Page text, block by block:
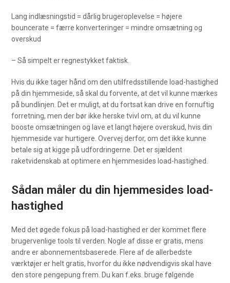
Lang indlæsningstid = dårlig brugeroplevelse = højere
bouncerate = færre konverteringer = mindre omsætning og
overskud
– Så simpelt er regnestykket faktisk.
Hvis du ikke tager hånd om den utilfredsstillende load-hastighed
på din hjemmeside, så skal du forvente, at det vil kunne mærkes
på bundlinjen. Det er muligt, at du fortsat kan drive en fornuftig
forretning, men der bør ikke herske tvivl om, at du vil kunne
booste omsætningen og lave et langt højere overskud, hvis din
hjemmeside var hurtigere. Overvej derfor, om det ikke kunne
betale sig at kigge på udfordringerne. Det er sjældent
raketvidenskab at optimere en hjemmesides load-hastighed.
Sådan måler du din hjemmesides load-
hastighed
Med det øgede fokus på load-hastighed er der kommet flere
brugervenlige tools til verden. Nogle af disse er gratis, mens
andre er abonnementsbaserede. Flere af de allerbedste
værktøjer er helt gratis, hvorfor du ikke nødvendigvis skal have
den store pengepung frem. Du kan f.eks. bruge følgende